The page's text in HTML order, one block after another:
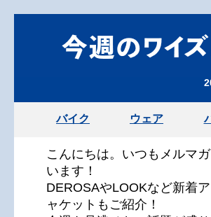
バイク ウェア
こんにちは。いつもメルマ
います！
DEROSAやLOOKなど新着
ャケットもご紹介！